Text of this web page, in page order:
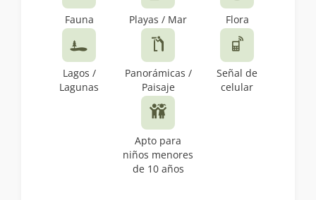
Fauna Playas / Mar Flora
Lagos /
Lagunas
Panorámicas /
Paisaje
Señal de
celular
Apto para
niños menores
de 10 años